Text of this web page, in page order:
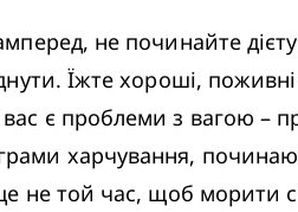
не починайте
Їжте хороші,
є проблеми з вагою –
харчування,
не той час, щоб морити